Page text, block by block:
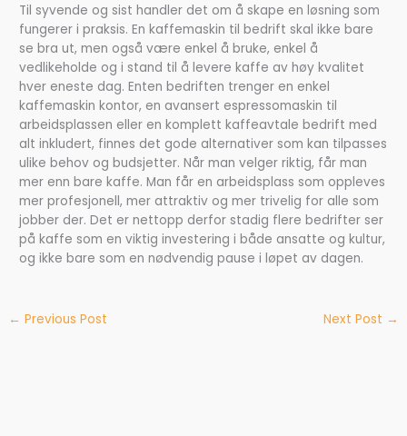
Til syvende og sist handler det om å skape en løsning som
fungerer i praksis. En kaffemaskin til bedrift skal ikke bare
se bra ut, men også være enkel å bruke, enkel å
vedlikeholde og i stand til å levere kaffe av høy kvalitet
hver eneste dag. Enten bedriften trenger en enkel
kaffemaskin kontor, en avansert espressomaskin til
arbeidsplassen eller en komplett kaffeavtale bedrift med
alt inkludert, finnes det gode alternativer som kan tilpasses
ulike behov og budsjetter. Når man velger riktig, får man
mer enn bare kaffe. Man får en arbeidsplass som oppleves
mer profesjonell, mer attraktiv og mer trivelig for alle som
jobber der. Det er nettopp derfor stadig flere bedrifter ser
på kaffe som en viktig investering i både ansatte og kultur,
og ikke bare som en nødvendig pause i løpet av dagen.
← Previous Post Next Post →